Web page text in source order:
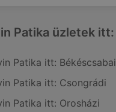
Patika üzletek itt:
Patika itt: Békéscsabai
Patika itt: Csongrádi
Patika itt: Orosházi